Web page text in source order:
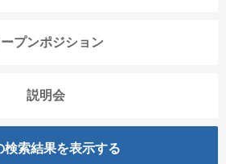
プンポジション
説明会
検索結果を表示する